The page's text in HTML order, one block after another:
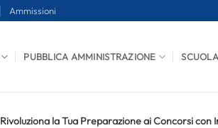
Ammissioni
PUBBLICA AMMINISTRAZIONE SCUOLA
Rivoluziona la Tua Preparazione ai Concorsi